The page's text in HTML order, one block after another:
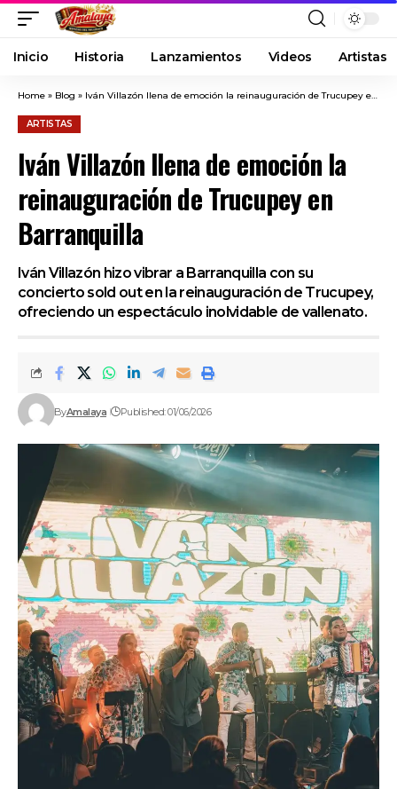
Inicio Historia Lanzamientos Videos Artistas
Home » Blog » Iván Villazón llena de emoción la reinauguración de Trucupey en Barranquilla
ARTISTAS
Iván Villazón llena de emoción la
reinauguración de Trucupey en
Barranquilla
Iván Villazón hizo vibrar a Barranquilla con su
concierto sold out en la reinauguración de Trucupey,
ofreciendo un espectáculo inolvidable de vallenato.
ByAmalaya Published: 01/06/2026